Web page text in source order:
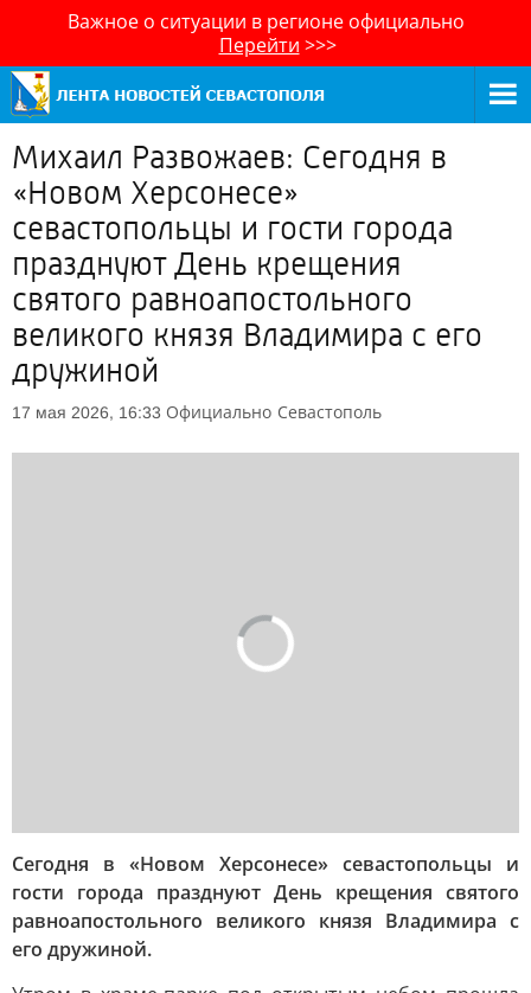
Важное о ситуации в регионе официально
Перейти >>>
Михаил Развожаев: Сегодня в
«Новом Херсонесе»
севастопольцы и гости города
празднуют День крещения
святого равноапостольного
великого князя Владимира с его
дружиной
17 мая 2026, 16:33 Официально Севастополь
Сегодня в «Новом Херсонесе» севастопольцы и
гости города празднуют День крещения святого
равноапостольного великого князя Владимира с
его дружиной.